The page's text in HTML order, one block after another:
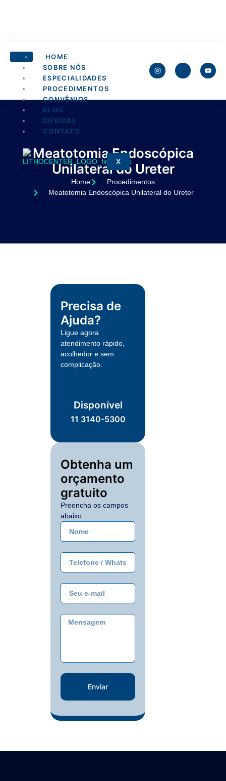
HOME
SOBRE NÓS
ESPECIALIDADES
PROCEDIMENTOS
CONVÊNIOS
BLOG
DÚVIDAS
CONTATO
X
Meatotomia Endoscópica
Unilateral do Ureter
Home
Procedimentos
Meatotomia Endoscópica Unilateral do Ureter
Precisa de
Ajuda?
Ligue agora
atendimento rápido,
acolhedor e sem
complicação.
Disponível
11 3140-5300
Obtenha um
orçamento
gratuito
Preencha os campos
abaixo
Enviar